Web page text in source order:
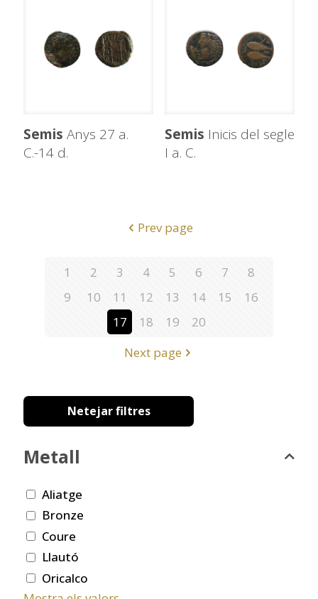
Semis Anys 27 a.
C.-14 d.
Semis Inicis del segle
I a. C.
Prev page
1 2 3 4 5 6 7
8
9
10 11 12 13 14 15
16
17
18 19
20
Next page
Netejar filtres
Metall
Aliatge
Bronze
Coure
Llautó
Oricalco